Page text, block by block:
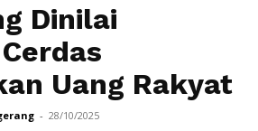
Dinilai
Uang Rakyat
- 28/10/2025